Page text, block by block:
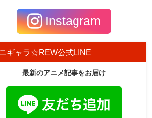
Instagram
ギャラ☆REW公式LINE
最新のアニメ記事をお届け